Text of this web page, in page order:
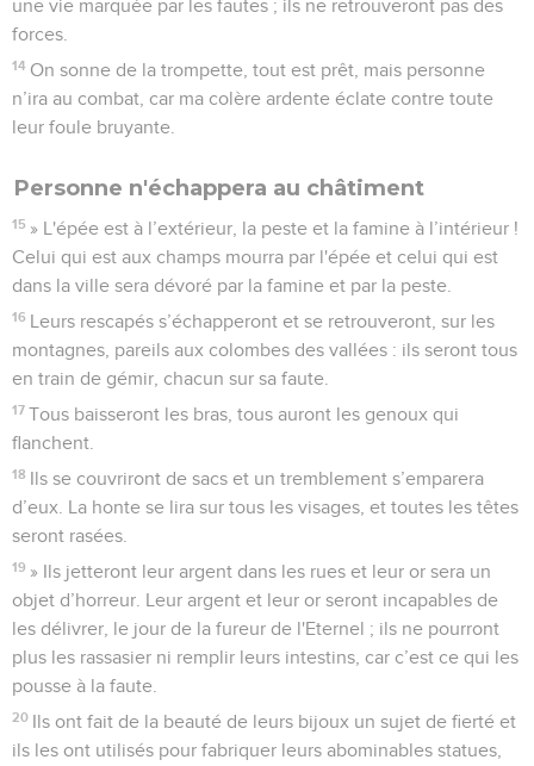
une vie marquée par les fautes ; ils ne retrouveront pas des
forces.
14 On sonne de la trompette, tout est prêt, mais personne
n’ira au combat, car ma colère ardente éclate contre toute
leur foule bruyante.
Personne n'échappera au châtiment
15 » L'épée est à l’extérieur, la peste et la famine à l’intérieur !
Celui qui est aux champs mourra par l'épée et celui qui est
dans la ville sera dévoré par la famine et par la peste.
16 Leurs rescapés s’échapperont et se retrouveront, sur les
montagnes, pareils aux colombes des vallées : ils seront tous
en train de gémir, chacun sur sa faute.
17 Tous baisseront les bras, tous auront les genoux qui
flanchent.
18 Ils se couvriront de sacs et un tremblement s’emparera
d’eux. La honte se lira sur tous les visages, et toutes les têtes
seront rasées.
19 » Ils jetteront leur argent dans les rues et leur or sera un
objet d’horreur. Leur argent et leur or seront incapables de
les délivrer, le jour de la fureur de l'Eternel ; ils ne pourront
plus les rassasier ni remplir leurs intestins, car c’est ce qui les
pousse à la faute.
20 Ils ont fait de la beauté de leurs bijoux un sujet de fierté et
ils les ont utilisés pour fabriquer leurs abominables statues,